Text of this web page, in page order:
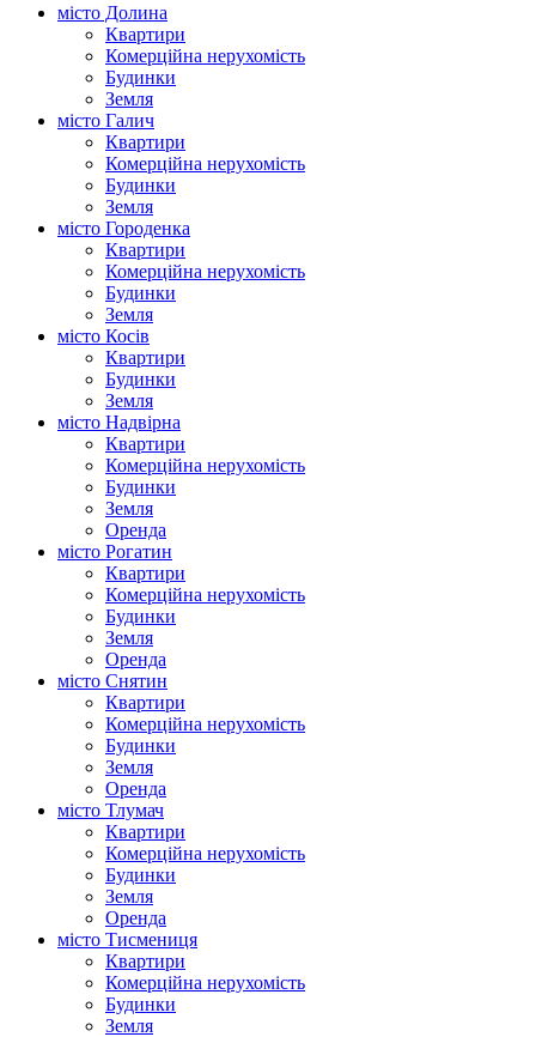
місто Долина
Квартири
Комерційна нерухомість
Будинки
Земля
місто Галич
Квартири
Комерційна нерухомість
Будинки
Земля
місто Городенка
Квартири
Комерційна нерухомість
Будинки
Земля
місто Косів
Квартири
Будинки
Земля
місто Надвірна
Квартири
Комерційна нерухомість
Будинки
Земля
Оренда
місто Рогатин
Квартири
Комерційна нерухомість
Будинки
Земля
Оренда
місто Снятин
Квартири
Комерційна нерухомість
Будинки
Земля
Оренда
місто Тлумач
Квартири
Комерційна нерухомість
Будинки
Земля
Оренда
місто Тисмениця
Квартири
Комерційна нерухомість
Будинки
Земля